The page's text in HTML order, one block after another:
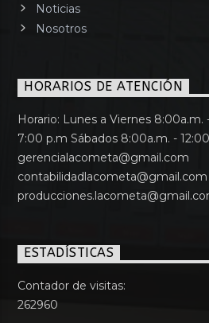
Noticias
Nosotros
HORARIOS DE ATENCIÓN
Horario: Lunes a Viernes 8:00a.m.
7:00 p.m Sábados 8:00a.m. -
gerencialacometa@gmail.com
contabilidadlacometa@gmail.com
ESTADÍSTICAS
Contador de visitas:
262960